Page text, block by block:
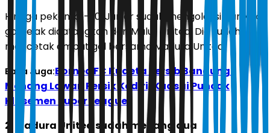
Hingga pekan ke-30, Junior sudah mengoleksi banyak
gol sejak didatangkan dari Malut United. Dia sudah
mencetak empat gol bersama Madura United.
Baca Juga:Borneo FC Kudeta Persib Bandung!
Menang Lawan Persik Kediri, Kuasai Puncak
Klasemen Super League
2. Madura United sudah menang dua